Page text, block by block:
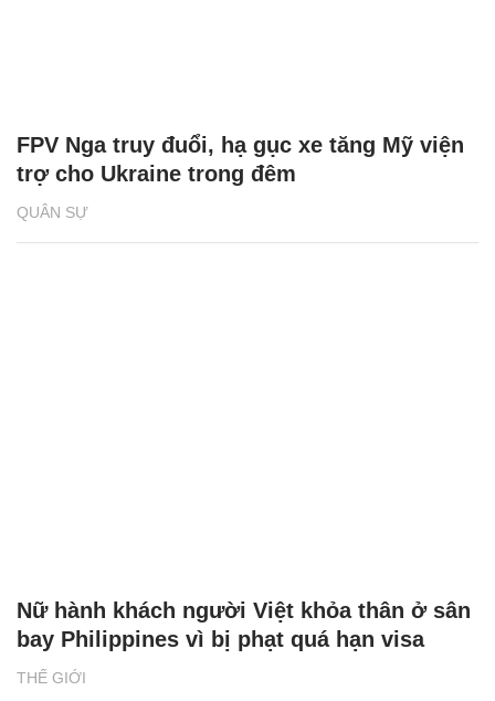
QUÂN SỰ
FPV Nga truy đuổi, hạ gục xe tăng Mỹ viện
trợ cho Ukraine trong đêm
THẾ GIỚI
Nữ hành khách người Việt khỏa thân ở sân
bay Philippines vì bị phạt quá hạn visa